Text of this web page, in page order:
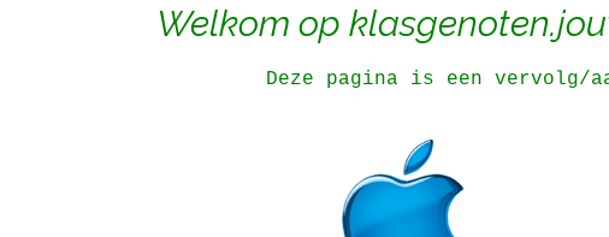
Welkom op
Deze pagina is een vervolg/